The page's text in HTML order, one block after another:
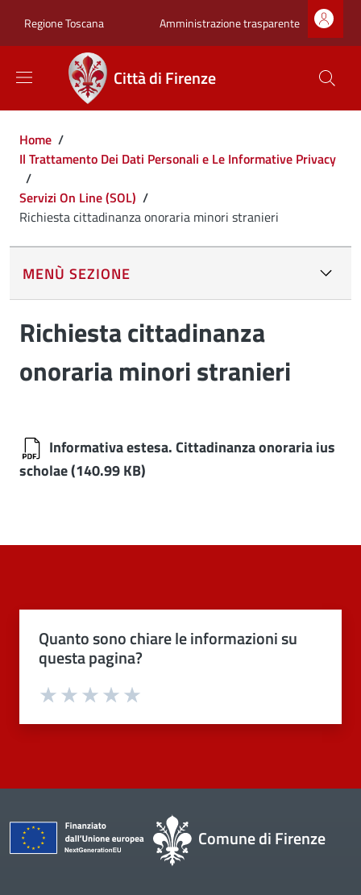
Regione Toscana Zona superiore
Amministrazione trasparente
Città di Firenze
Briciole di pane
Home /
Il Trattamento Dei Dati Personali e Le Informative Privacy
/
Servizi On Line (SOL) /
Richiesta cittadinanza onoraria minori stranieri
MENÙ SEZIONE
Richiesta cittadinanza
onoraria minori stranieri
Informativa estesa. Cittadinanza onoraria ius
scholae(140.99 KB)
Quanto sono chiare le informazioni su
questa pagina?
Valuta 4 stelle su 5
Valuta 3 stelle su 5
Valuta 2 stelle su 5
Valuta 1 stelle su 5
Comune di Firenze